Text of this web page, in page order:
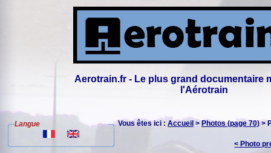
Aerotrain.fr - Le plus grand documentaire
l'Aérotrain
Langue Vous êtes ici : Accueil > Photos (page 70) >
< Photo